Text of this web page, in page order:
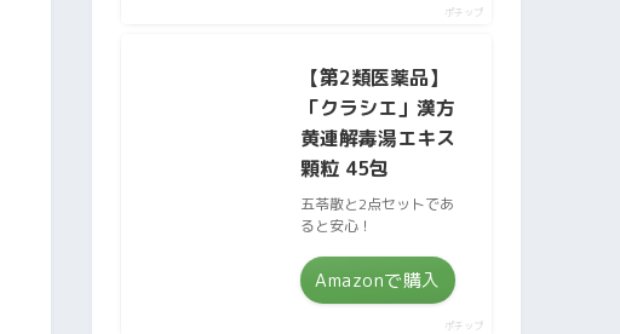
ポチップ
【第2類医薬品】
「クラシエ」漢方
黄連解毒湯エキス
顆粒 45包
五苓散と2点セットであ
ると安心！
Amazonで購入
ポチップ